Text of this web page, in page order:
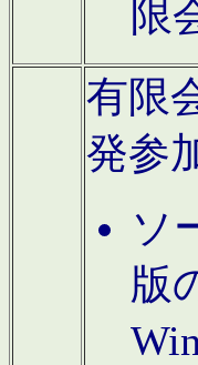
限
有限
発参
ソ
版